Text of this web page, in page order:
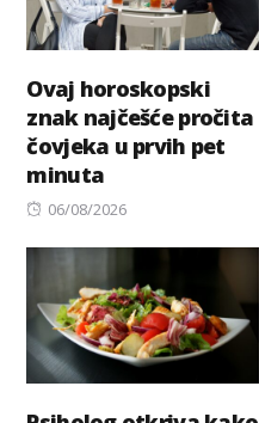
Ovaj horoskopski
znak najčešće pročita
čovjeka u prvih pet
minuta
Posted
06/08/2026